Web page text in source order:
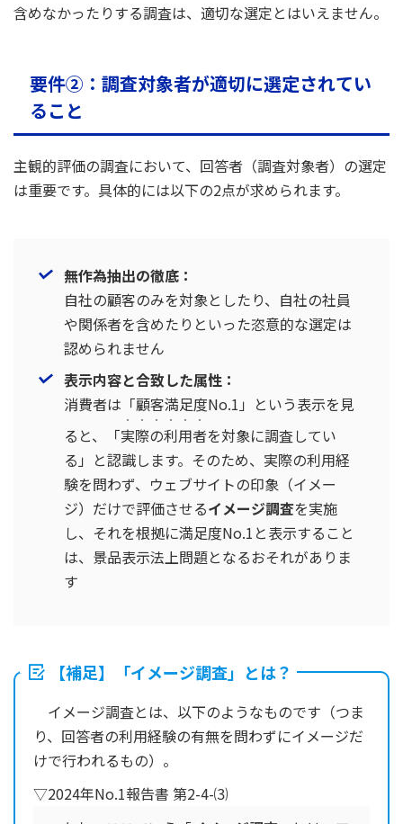
含めなかったりする調査は、適切な選定とはいえません。
要件②：調査対象者が適切に選定されてい
ること
主観的評価の調査において、回答者（調査対象者）の選定
は重要です。具体的には以下の2点が求められます。
無作為抽出の徹底：
自社の顧客のみを対象としたり、自社の社員
や関係者を含めたりといった恣意的な選定は
認められません
表示内容と合致した属性：
消費者は「顧客満足度No.1」という表示を見
ると、「実際の利用者
・・・・・・
を対象に調査してい
る」と認識します。そのため、実際の利用経
験を問わず、ウェブサイトの印象（イメー
ジ）だけで評価させるイメージ調査を実施
し、それを根拠に満足度No.1と表示すること
は、景品表示法上問題となるおそれがありま
す
【補足】「イメージ調査」とは？
イメージ調査とは、以下のようなものです（つま
り、回答者の利用経験の有無を問わずにイメージだ
けで行われるもの）。
▽2024年No.1報告書 第2-4-⑶